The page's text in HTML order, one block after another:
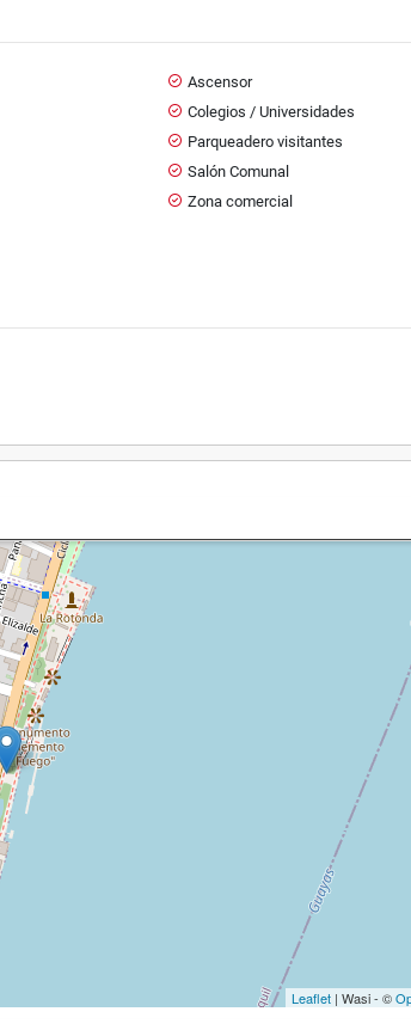
Ascensor
Colegios / Universidades
Parqueadero visitantes
Salón Comunal
Zona comercial
Leaflet | Wasi - ©